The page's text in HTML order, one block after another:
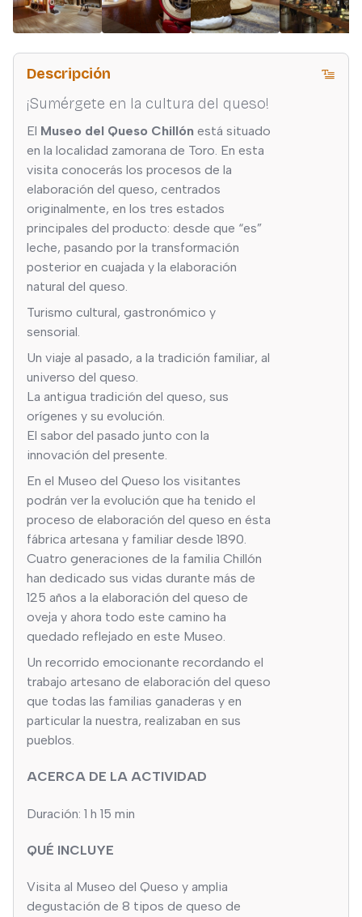
Descripción
¡Sumérgete en la cultura del queso!
El Museo del Queso Chillón está situado
en la localidad zamorana de Toro. En esta
visita conocerás los procesos de la
elaboración del queso, centrados
originalmente, en los tres estados
principales del producto: desde que “es”
leche, pasando por la transformación
posterior en cuajada y la elaboración
natural del queso.
Turismo cultural, gastronómico y
sensorial.
Un viaje al pasado, a la tradición familiar, al
universo del queso.
La antigua tradición del queso, sus
orígenes y su evolución.
El sabor del pasado junto con la
innovación del presente.
En el Museo del Queso los visitantes
podrán ver la evolución que ha tenido el
proceso de elaboración del queso en ésta
fábrica artesana y familiar desde 1890.
Cuatro generaciones de la familia Chillón
han dedicado sus vidas durante más de
125 años a la elaboración del queso de
oveja y ahora todo este camino ha
quedado reflejado en este Museo.
Un recorrido emocionante recordando el
trabajo artesano de elaboración del queso
que todas las familias ganaderas y en
particular la nuestra, realizaban en sus
pueblos.
ACERCA DE LA ACTIVIDAD
Duración: 1 h 15 min
QUÉ INCLUYE
Visita al Museo del Queso y amplia
degustación de 8 tipos de queso de